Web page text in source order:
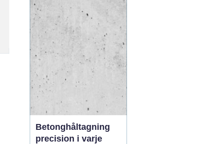
markarbeten i
mälardalen. En väl vald
entreprenör blir
skillnaden mellan ett
smidigt projekt med
hållbart resultat och en
p...
Betonghåltagning
precision i varje